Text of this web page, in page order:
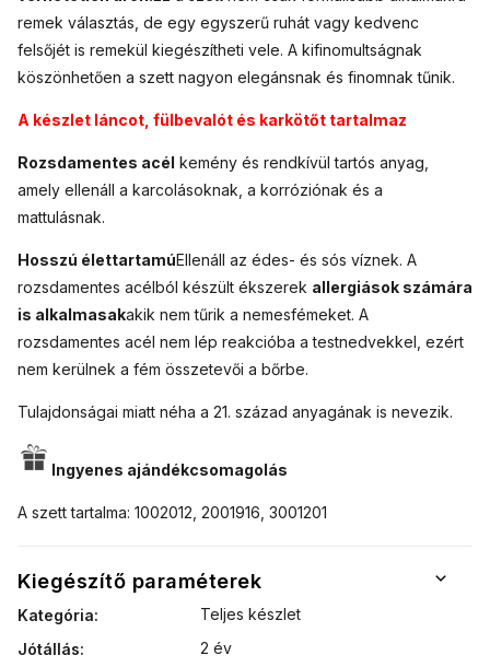
remek választás, de egy egyszerű ruhát vagy kedvenc
felsőjét is remekül kiegészítheti vele. A kifinomultságnak
köszönhetően a szett nagyon elegánsnak és finomnak tűnik.
A készlet láncot, fülbevalót és karkötőt tartalmaz
Rozsdamentes acél kemény és rendkívül tartós anyag,
amely ellenáll a karcolásoknak, a korróziónak és a
mattulásnak.
Hosszú élettartamúEllenáll az édes- és sós víznek. A
rozsdamentes acélból készült ékszerek allergiások számára
is alkalmasakakik nem tűrik a nemesfémeket. A
rozsdamentes acél nem lép reakcióba a testnedvekkel, ezért
nem kerülnek a fém összetevői a bőrbe.
Tulajdonságai miatt néha a 21. század anyagának is nevezik.
Ingyenes ajándékcsomagolás
A szett tartalma: 1002012, 2001916, 3001201
Kiegészítő paraméterek
Kategória:
Teljes készlet
Jótállás:
2 év